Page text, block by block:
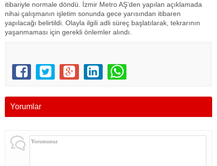
itibariyle normale döndü. İzmir Metro AŞ’den yapılan açıklamada
nihai çalışmanın işletim sonunda gece yarısından itibaren
yapılacağı belirtildi. Olayla ilgili adli süreç başlatılarak, tekrarının
yaşanmaması için gerekli önlemler alındı.
Yorumlar